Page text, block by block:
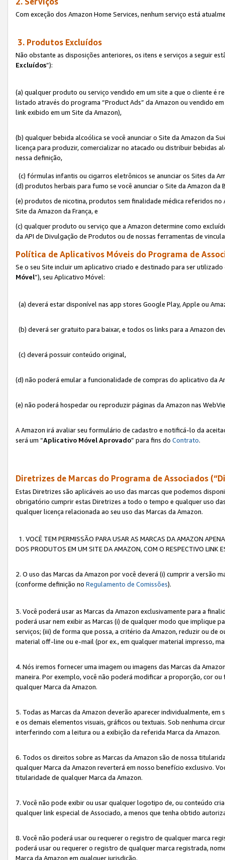
Com exceção dos Amazon Home Services, nenhum serviço está
3. Produtos Excluídos
Não obstante as disposições anteriores, os itens e serviços a seguir
Excluídos”):
(a) qualquer produto ou serviço vendido em um site a que o cliente é
listado através do programa “Product Ads” da Amazon ou vendido
link exibido em um Site da Amazon),
(b) qualquer bebida alcoólica se você anunciar o Site da Amazon da
licença para produzir, comercializar no atacado ou distribuir bebidas
nessa definição,
(c) fórmulas infantis ou cigarros eletrônicos se anunciar os Sites da
(d) produtos herbais para fumo se você anunciar o Site da Amazon da
(e) produtos de nicotina, produtos sem finalidade médica referidos no
Site da Amazon da França, e
(c) qualquer produto ou serviço que a Amazon determine como
da API de Divulgação de Produtos ou de nossas ferramentas de
Política de Aplicativos Móveis do Programa de
Se o seu Site incluir um aplicativo criado e destinado para ser
Móvel”), seu Aplicativo Móvel:
(a) deverá estar disponível nas app stores Google Play, Apple ou
(b) deverá ser gratuito para baixar, e todos os links para a Amazon
(c) deverá possuir conteúdo original,
(d) não poderá emular a funcionalidade de compras do aplicativo da
(e) não poderá hospedar ou reproduzir páginas da Amazon nas
A Amazon irá avaliar seu formulário de cadastro e notificá-lo da
será um “Aplicativo Móvel Aprovado” para fins do Contrato.
Diretrizes de Marcas do Programa de Associados
Estas Diretrizes são aplicáveis ao uso das marcas que podemos
obrigatório cumprir estas Diretrizes a todo o tempo e qualquer uso
qualquer licença relacionada ao seu uso das Marcas da Amazon.
1. VOCÊ TEM PERMISSÃO PARA USAR AS MARCAS DA AMAZON
DOS PRODUTOS EM UM SITE DA AMAZON, COM O RESPECTIVO LINK
2. O uso das Marcas da Amazon por você deverá (i) cumprir a versão
(conforme definição no Regulamento de Comissões).
3. Você poderá usar as Marcas da Amazon exclusivamente para a
poderá usar nem exibir as Marcas (i) de qualquer modo que implique
serviços; (iii) de forma que possa, a critério da Amazon, reduzir ou de
material off-line ou e-mail (por ex., em qualquer material impresso,
4. Nós iremos fornecer uma imagem ou imagens das Marcas da
maneira. Por exemplo, você não poderá modificar a proporção, cor
qualquer Marca da Amazon.
5. Todas as Marcas da Amazon deverão aparecer individualmente,
e os demais elementos visuais, gráficos ou textuais. Sob nenhuma
interferindo com a leitura ou a exibição da referida Marca da Amazon.
6. Todos os direitos sobre as Marcas da Amazon são de nossa
qualquer Marca da Amazon reverterá em nosso benefício exclusivo.
titularidade de qualquer Marca da Amazon.
7. Você não pode exibir ou usar qualquer logotipo de, ou conteúdo
qualquer link especial de Associado, a menos que tenha obtido
8. Você não poderá usar ou requerer o registro de qualquer marca
poderá usar ou requerer o registro de qualquer marca registrada,
Marca da Amazon em qualquer jurisdição.